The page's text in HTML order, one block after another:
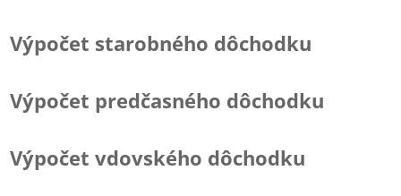
Výpočet starobného dôchodku
Výpočet predčasného dôchodku
Výpočet vdovského dôchodku